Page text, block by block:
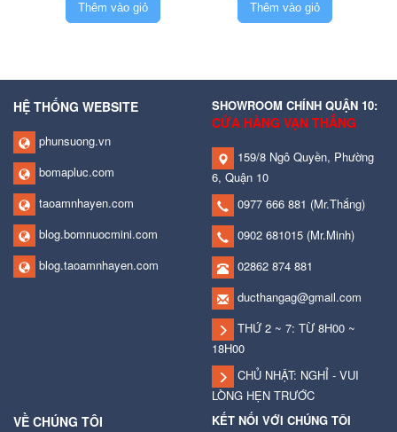
Thêm vào giỏ Thêm vào giỏ
HỆ THỐNG WEBSITE
phunsuong.vn
bomapluc.com
taoamnhayen.com
blog.bomnuocmini.com
blog.taoamnhayen.com
SHOWROOM CHÍNH QUẬN 10:
CỬA HÀNG VẠN THẮNG
159/8 Ngô Quyền, Phường
6, Quận 10
0977 666 881 (Mr.Thắng)
0902 681015 (Mr.Minh)
02862 874 881
ducthangag@gmail.com
THỨ 2 ~ 7: TỪ 8H00 ~
18H00
CHỦ NHẬT: NGHỈ - VUI
LÒNG HẸN TRƯỚC
VỀ CHÚNG TÔI
KẾT NỐI VỚI CHÚNG TÔI